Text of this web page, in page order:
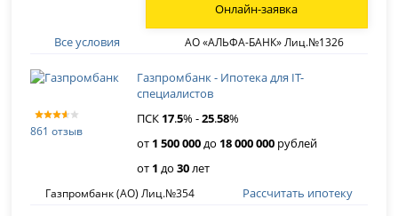
Все условия АО «АЛЬФА-БАНК» Лиц.№1326
Онлайн-заявка
861 отзыв
Газпромбанк - Ипотека для IT-
специалистов
ПСК 17.5% -25.58%
от 1 500 000до 18 000 000 рублей
от 1 до30лет
Газпромбанк (АО) Лиц.№354 Рассчитать ипотеку